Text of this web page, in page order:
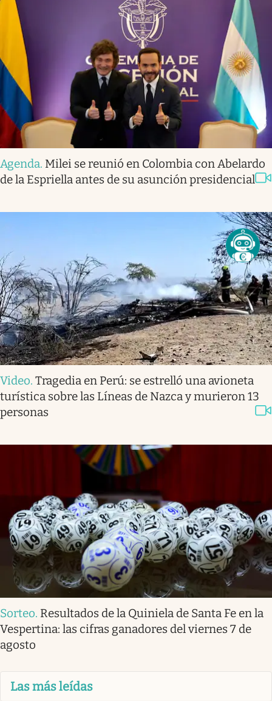
Agenda. Milei se reunió en Colombia con Abelardo
de la Espriella antes de su asunción presidencial
Video. Tragedia en Perú: se estrelló una avioneta
turística sobre las Líneas de Nazca y murieron 13
personas
Sorteo. Resultados de la Quiniela de Santa Fe en la
Vespertina: las cifras ganadores del viernes 7 de
agosto
Las más leídas